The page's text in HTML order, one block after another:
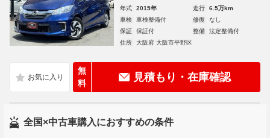
年式 2015年 走行
6.5万km
車検
車検整備付 修復
なし
保証
保証付 整備
法定整備付
住所
大阪府 大阪市平野区
無
料
見積もり・在庫確認
全国×中古車購入におすすめの条件